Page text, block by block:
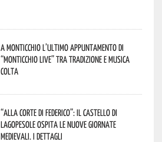
A Monticchio l’ultimo appuntamento di
“Monticchio Live” tra tradizione e musica
colta
“Alla corte di Federico”: il Castello di
Lagopesole ospita le nuove Giornate
Medievali. I dettagli